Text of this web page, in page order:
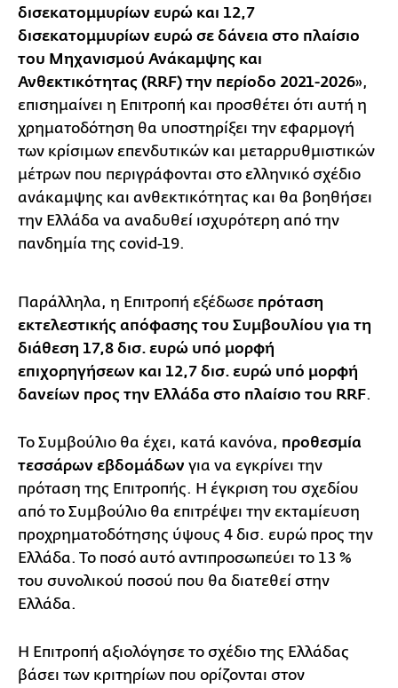
δισεκατομμυρίων ευρώ και 12,7
δισεκατομμυρίων ευρώ σε δάνεια στο πλαίσιο
του Μηχανισμού Ανάκαμψης και
Ανθεκτικότητας (RRF) την περίοδο 2021-2026»,
επισημαίνει η Επιτροπή και προσθέτει ότι αυτή η
χρηματοδότηση θα υποστηρίξει την εφαρμογή
των κρίσιμων επενδυτικών και μεταρρυθμιστικών
μέτρων που περιγράφονται στο ελληνικό σχέδιο
ανάκαμψης και ανθεκτικότητας και θα βοηθήσει
την Ελλάδα να αναδυθεί ισχυρότερη από την
πανδημία της covid-19.
Παράλληλα, η Επιτροπή εξέδωσε πρόταση
εκτελεστικής απόφασης του Συμβουλίου για τη
διάθεση 17,8 δισ. ευρώ υπό μορφή
επιχορηγήσεων και 12,7 δισ. ευρώ υπό μορφή
δανείων προς την Ελλάδα στο πλαίσιο του RRF.
Το Συμβούλιο θα έχει, κατά κανόνα, προθεσμία
τεσσάρων εβδομάδων για να εγκρίνει την
πρόταση της Επιτροπής. Η έγκριση του σχεδίου
από το Συμβούλιο θα επιτρέψει την εκταμίευση
προχρηματοδότησης ύψους 4 δισ. ευρώ προς την
Ελλάδα. Το ποσό αυτό αντιπροσωπεύει το 13 %
του συνολικού ποσού που θα διατεθεί στην
Ελλάδα.
Η Επιτροπή αξιολόγησε το σχέδιο της Ελλάδας
βάσει των κριτηρίων που ορίζονται στον